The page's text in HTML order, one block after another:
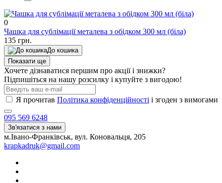
0
Чашка для сублімації металева з обідком 300 мл (біла)
135 грн.
До кошика
Показати ще
Хочете дізнаватися першим про акції і знижки?
Підпишіться на нашу розсилку і купуйте з вигодою!
Я прочитав Політика конфіденційності і згоден з вимогами
095 569 6248
Зв'язатися з нами
м.Івано-Франківськ, вул. Коновальця, 205
krapkadruk@gmail.com